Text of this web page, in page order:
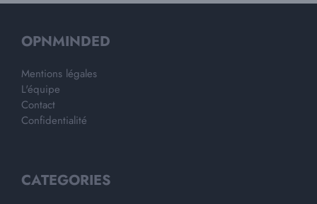
OPNMINDED
Mentions légales
L'équipe
Contact
Confidentialité
CATEGORIES